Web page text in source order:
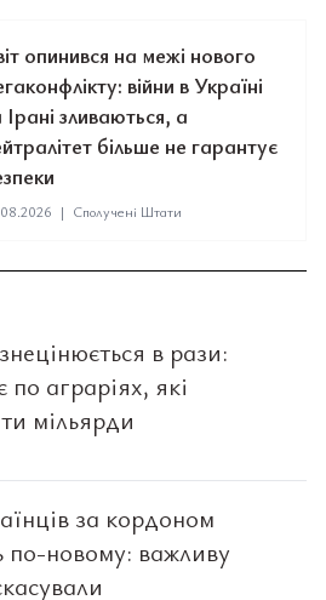
опинився на межі нового
війни в Україні
Ірані зливаються, а
більше не гарантує
| Сполучені Штати
в рази:
по аграріях, які
мільярди
за кордоном
новому: важливу